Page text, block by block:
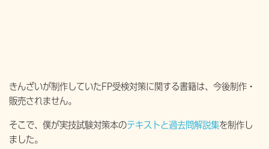
きんざいが制作していたFP受検対策に関する書籍は、今後制作・
販売されません。
そこで、僕が実技試験対策本のテキストと過去問解説集を制作し
ました。